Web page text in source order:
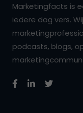
Marketingfacts is
iedere dag vers.
podcasts, blogs,